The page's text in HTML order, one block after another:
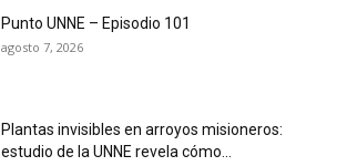
Punto UNNE – Episodio 101
agosto 7, 2026
Plantas invisibles en arroyos misioneros:
estudio de la UNNE revela cómo...